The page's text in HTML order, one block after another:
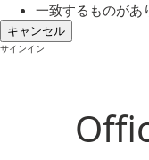
一致するものがあ
キャンセル
サインイン